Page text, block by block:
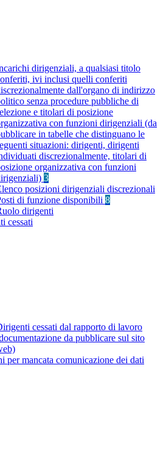
dirigenziali, a qualsiasi titolo
ivi inclusi quelli conferiti
dall'organo di indirizzo
senza procedure pubbliche di
e titolari di posizione
con funzioni dirigenziali (da
in tabelle che distinguano le
situazioni: dirigenti, dirigenti
discrezionalmente, titolari di
organizzativa con funzioni
3
posizioni dirigenziali discrezionali
di funzione disponibili 8
dirigenti
cessati
cessati dal rapporto di lavoro
da pubblicare sul sito
per mancata comunicazione dei dati